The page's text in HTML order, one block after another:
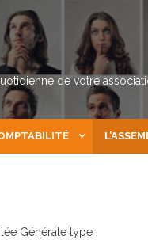
de votre
Générale type :